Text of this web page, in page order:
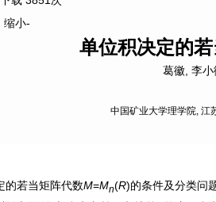
缩小-
单位积决定的
葛徽, 李小
中国矿业大学理学院, 江
的若当矩阵代数M=Mn(R)的条件及分类问